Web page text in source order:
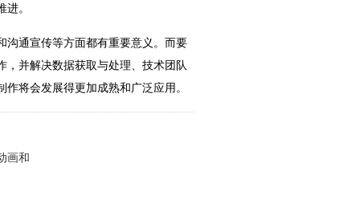
。
沟通宣传等方面都有重要意义。而要
，并解决数据获取与处理、技术团队
将会发展得更加成熟和广泛应用。
画和